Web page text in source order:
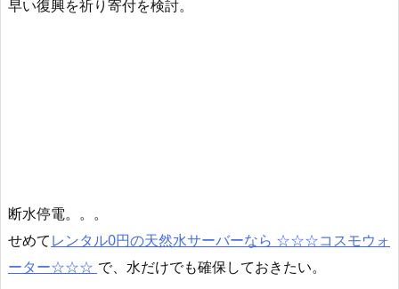
早い復興を祈り寄付を検討。
断水停電。。。
せめてレンタル0円の天然水サーバーなら ☆☆☆コスモウォ
ーター☆☆☆ で、水だけでも確保しておきたい。